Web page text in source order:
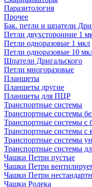
Паразитология
Прочее
Бак. петли и шпатели
Петли двухсторонние 1
Петли одноразовые 1 мкл
Петли одноразовые 10
Шпатели Дригальского
Петли многоразовые
Планшеты
Планшеты другие
Планшеты для ПЦР
Транспортные системы
Транспортные системы
Транспортные системы с
Транспортные системы с
Транспортные системы
Транспортные системы
Чашки Петри пустые
Чашки Петри
Чашки Петри
Чашки Родека